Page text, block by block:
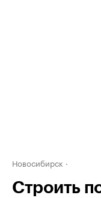
Новосибирск
Строить